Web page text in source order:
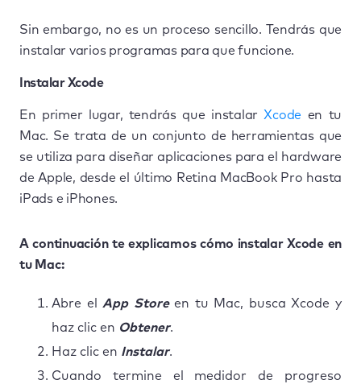
Sin embargo, no es un proceso sencillo. Tendrás que
instalar varios programas para que funcione.
Instalar Xcode
En primer lugar, tendrás que instalar Xcode en tu
Mac. Se trata de un conjunto de herramientas que
se utiliza para diseñar aplicaciones para el hardware
de Apple, desde el último Retina MacBook Pro hasta
iPads e iPhones.
A continuación te explicamos cómo instalar Xcode en
tu Mac:
Abre el App Storeen tu Mac, busca Xcode y
haz clic en Obtener.
Haz clic en Instalar.
Cuando termine el medidor de progreso